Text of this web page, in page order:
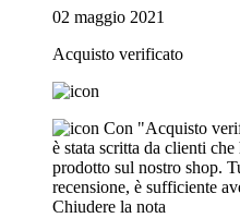
02 maggio 2021
Acquisto verificato
Con "Acquisto
è stata scritta da clienti
prodotto sul nostro shop.
recensione, è sufficiente
Chiudere la nota